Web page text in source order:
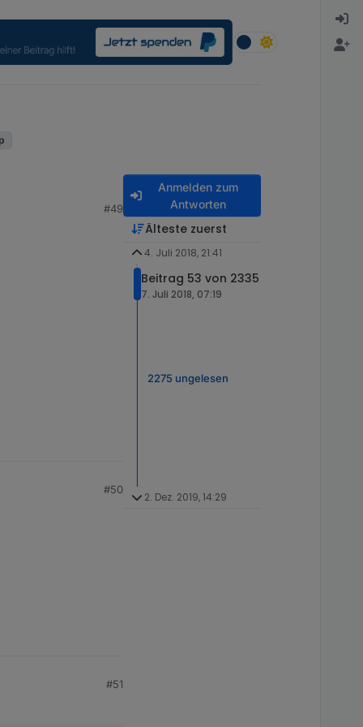
#49
#50
#51
Anmelden zum
Antworten
Älteste zuerst
4. Juli 2018, 21:41
Beitrag 53 von 2335
7. Juli 2018, 07:19
2275 ungelesen
2. Dez. 2019, 14:29